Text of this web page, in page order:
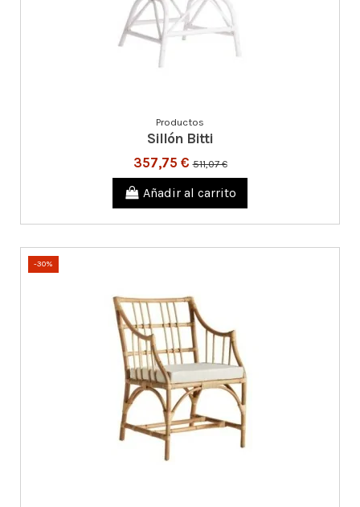
Productos
Sillón Bitti
357,75 €511,07 €
Añadir al carrito
-30%